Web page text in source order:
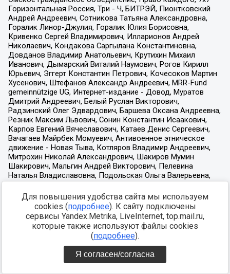
Для повышения удобства сайта мы используем
cookies (подробнее). К сайту подключены
сервисы Yandex.Metrika, LiveInternet, top.mail.ru,
которые также используют файлы cookies
(подробнее).
Я согласен/согласна